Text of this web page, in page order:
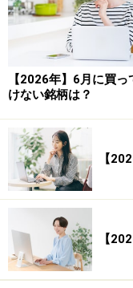
移動平均乖離
移動平均乖離率の
日経平均株価チャー
ローソク足の下に
所がが移動平均乖離
株価の動きを表し
あることがわかり
【2026年】6月に買っ
けない銘柄は？
【
【